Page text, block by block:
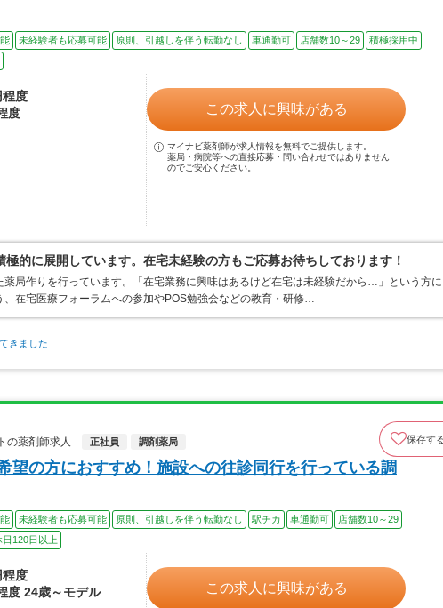
未経験者も応募可能 原則、引越しを伴う転勤なし 車通勤可 店舗数10～29
積極採用中
程度
度
この求人に興味がある
マイナビ薬剤師が求人情報を無料でご提供します。
薬局・病院等への直接応募・問い合わせではありません
のでご安心ください。
的に展開しています。在宅未経験の方もご応募お待ちしております！
局作りを行っています。「在宅業務に興味はあるけど在宅は未経験だから…」という方に
、在宅医療フォーラムへの参加やPOS勉強会などの教育・研修…
きました
薬剤師求人
正社員 調剤薬局 保存す
望の方におすすめ！施設への往診同行を行っている調
未経験者も応募可能 原則、引越しを伴う転勤なし 駅チカ 車通勤可
店舗数10～29
日120日以上
程度
度 24歳～モデル
この求人に興味がある